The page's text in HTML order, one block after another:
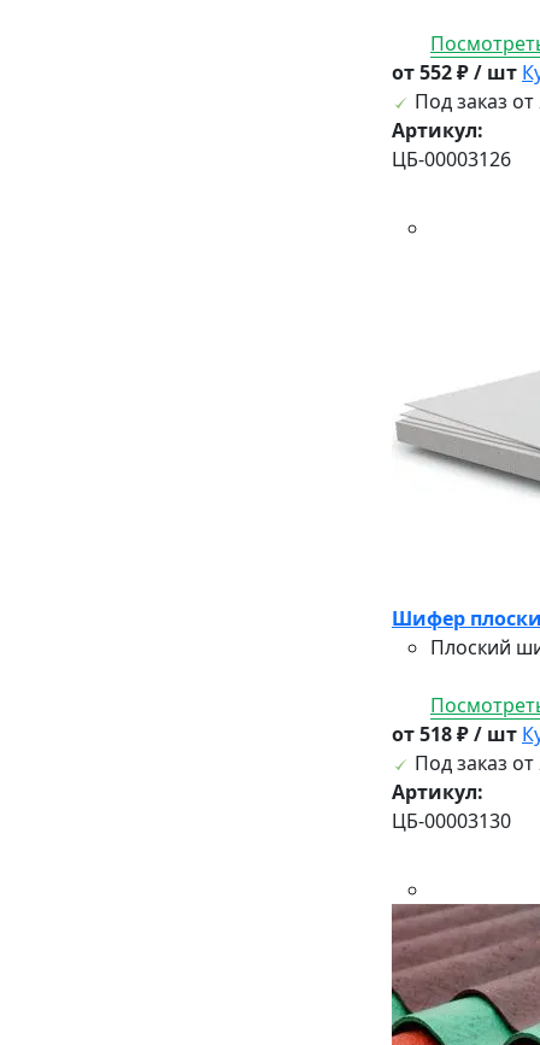
от 552 ₽ / шт
Под заказ от
Артикул:
ЦБ-00003126
Шифер
Плоский
от 518 ₽ / шт
Под заказ от
Артикул:
ЦБ-00003130